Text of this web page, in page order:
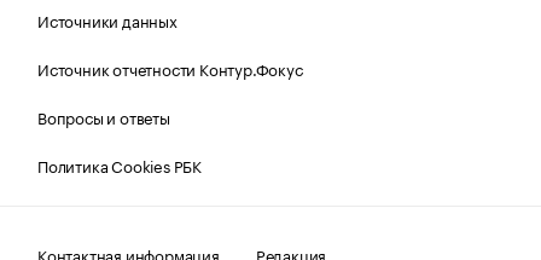
Источники данных
Источник отчетности Контур.Фокус
Вопросы и ответы
Политика Cookies РБК
Контактная информация Редакция